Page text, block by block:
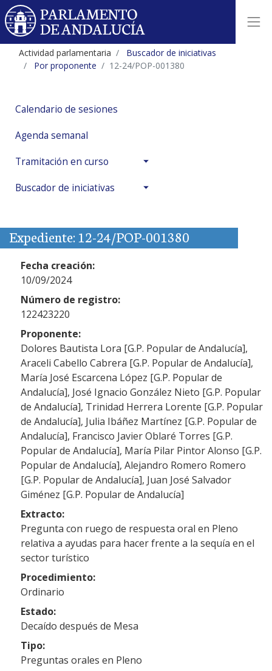
Actividad parlamentaria
Buscador de iniciativas
Por proponente
12-24/POP-001380
Calendario de sesiones
Agenda semanal
Tramitación en curso
Buscador de iniciativas
Expediente: 12-24/POP-001380
Fecha creación:
10/09/2024
Número de registro:
122423220
Proponente:
Dolores Bautista Lora [G.P. Popular de Andalucía],
Araceli Cabello Cabrera [G.P. Popular de Andalucía],
María José Escarcena López [G.P. Popular de
Andalucía], José Ignacio González Nieto [G.P. Popular
de Andalucía], Trinidad Herrera Lorente [G.P. Popular
de Andalucía], Julia Ibáñez Martínez [G.P. Popular de
Andalucía], Francisco Javier Oblaré Torres [G.P.
Popular de Andalucía], María Pilar Pintor Alonso [G.P.
Popular de Andalucía], Alejandro Romero Romero
[G.P. Popular de Andalucía], Juan José Salvador
Giménez [G.P. Popular de Andalucía]
Extracto:
Pregunta con ruego de respuesta oral en Pleno
relativa a ayudas para hacer frente a la sequía en el
sector turístico
Procedimiento:
Ordinario
Estado:
Decaído después de Mesa
Tipo:
Preguntas orales en Pleno